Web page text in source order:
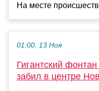
На месте
01:00, 13 Ноя
Гигантский
забил в центре